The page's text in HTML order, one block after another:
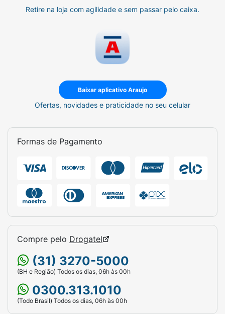
Retire na loja com agilidade e sem passar pelo caixa.
Baixar aplicativo Araujo
Ofertas, novidades e praticidade no seu celular
Formas de Pagamento
Compre pelo Drogatel
(31) 3270-5000
(BH e Região) Todos os dias, 06h às 00h
0300.313.1010
(Todo Brasil) Todos os dias, 06h às 00h